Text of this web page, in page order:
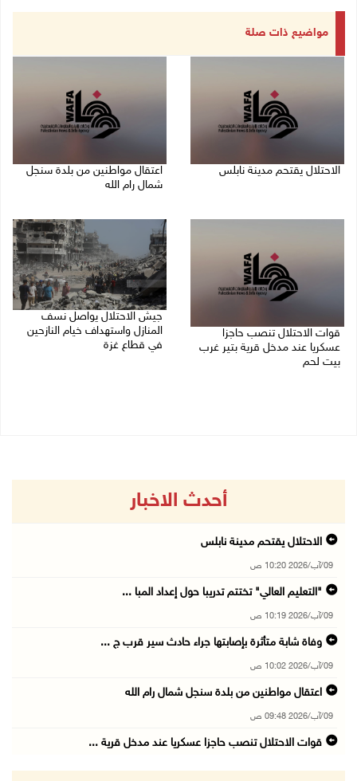
مواضيع ذات صلة
الاحتلال يقتحم مدينة نابلس
اعتقال مواطنين من بلدة سنجل
شمال رام الله
قوات الاحتلال تنصب حاجزا
عسكريا عند مدخل قرية بتير غرب
بيت لحم
جيش الاحتلال يواصل نسف
المنازل واستهداف خيام النازحين
في قطاع غزة
أحدث الاخبار
الاحتلال يقتحم مدينة نابلس
09/آب/2026 10:20 ص
"التعليم العالي" تختتم تدريبا حول إعداد المبا ...
09/آب/2026 10:19 ص
وفاة شابة متأثرة بإصابتها جراء حادث سير قرب ج ...
09/آب/2026 10:02 ص
اعتقال مواطنين من بلدة سنجل شمال رام الله
09/آب/2026 09:48 ص
قوات الاحتلال تنصب حاجزا عسكريا عند مدخل قرية ...